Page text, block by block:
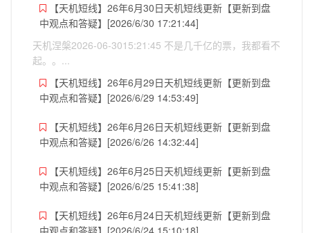
【天机短线】26年6月30日天机短线更新【更新到盘
中观点和答疑】[2026/6/30 17:21:44]
天机涅槃2026-06-3015:21:45 不是几千亿的票，我都看不
起。。...
【天机短线】26年6月29日天机短线更新【更新到盘
中观点和答疑】[2026/6/29 14:53:49]
【天机短线】26年6月26日天机短线更新【更新到盘
中观点和答疑】[2026/6/26 14:32:44]
【天机短线】26年6月25日天机短线更新【更新到盘
中观点和答疑】[2026/6/25 15:41:38]
【天机短线】26年6月24日天机短线更新【更新到盘
中观点和答疑】[2026/6/24 15:10:18]